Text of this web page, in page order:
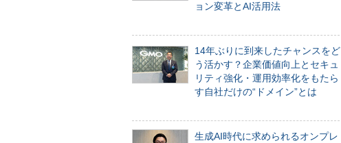
ョン変革とAI活用法
14年ぶりに到来したチャンスをど
う活かす？企業価値向上とセキュ
リティ強化・運用効率化をもたら
す自社だけの“ドメイン”とは
生成AI時代に求められるオンプレ